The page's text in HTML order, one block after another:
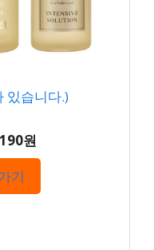
있습니다.)
원
기